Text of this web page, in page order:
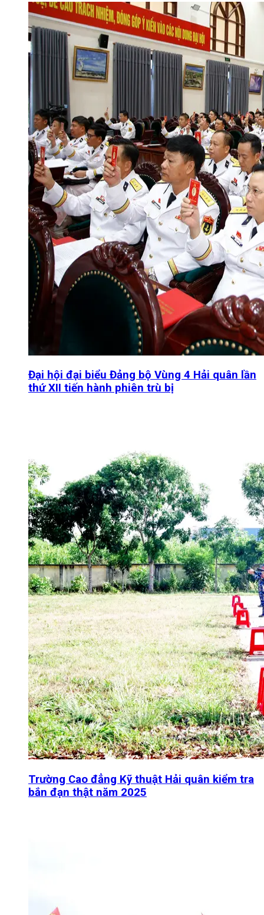
Đại hội đại biểu Đảng bộ Vùng 4 Hải quân lần
thứ XII tiến hành phiên trù bị
Trường Cao đẳng Kỹ thuật Hải quân kiểm tra
bắn đạn thật năm 2025